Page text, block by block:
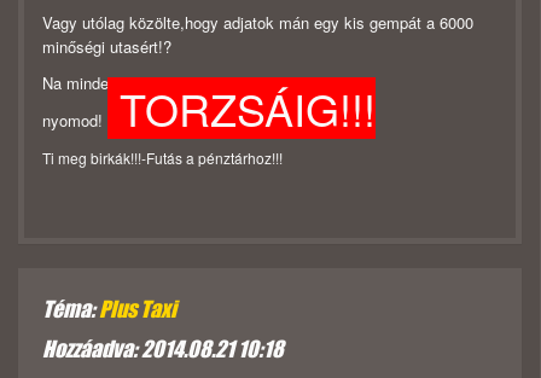
Vagy utólag közölte,hogy adjatok mán egy kis gempát a 6000
minőségi utasért!?
Na mindegy Pólya!-Jól
nyomod!
TORZSÁIG!!!
Ti meg birkák!!!-Futás a pénztárhoz!!!
Téma:Plus Taxi
Hozzáadva: 2014.08.21 10:18